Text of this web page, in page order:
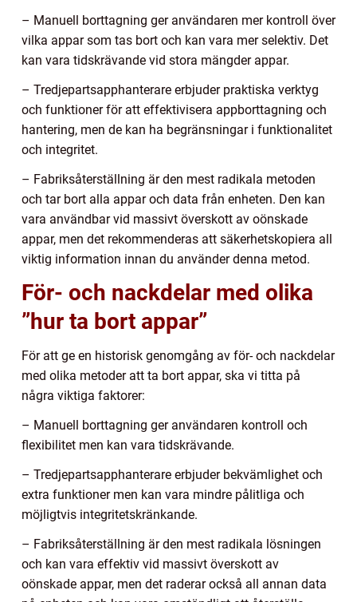
– Manuell borttagning ger användaren mer kontroll över
vilka appar som tas bort och kan vara mer selektiv. Det
kan vara tidskrävande vid stora mängder appar.
– Tredjepartsapphanterare erbjuder praktiska verktyg
och funktioner för att effektivisera appborttagning och
hantering, men de kan ha begränsningar i funktionalitet
och integritet.
– Fabriksåterställning är den mest radikala metoden
och tar bort alla appar och data från enheten. Den kan
vara användbar vid massivt överskott av oönskade
appar, men det rekommenderas att säkerhetskopiera all
viktig information innan du använder denna metod.
För- och nackdelar med olika
”hur ta bort appar”
För att ge en historisk genomgång av för- och nackdelar
med olika metoder att ta bort appar, ska vi titta på
några viktiga faktorer:
– Manuell borttagning ger användaren kontroll och
flexibilitet men kan vara tidskrävande.
– Tredjepartsapphanterare erbjuder bekvämlighet och
extra funktioner men kan vara mindre pålitliga och
möjligtvis integritetskränkande.
– Fabriksåterställning är den mest radikala lösningen
och kan vara effektiv vid massivt överskott av
oönskade appar, men det raderar också all annan data